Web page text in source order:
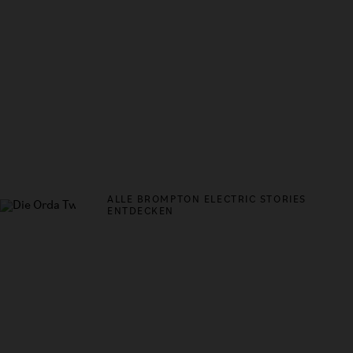
ALLE BROMPTON ELECTRIC STORIES
ENTDECKEN